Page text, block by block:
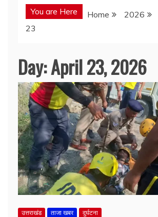
You are Here Home 2026
23
Day:April 23, 2026
उत्तराखंड ताजा खबर दुर्घटना